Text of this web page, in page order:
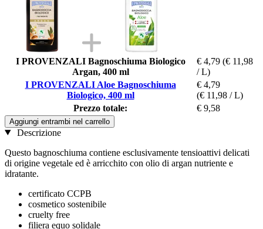
I PROVENZALI Bagnoschiuma Biologico
Argan, 400 ml
€ 4,79 (€ 11,98
/ L)
I PROVENZALI Aloe Bagnoschiuma
Biologico, 400 ml
€ 4,79
(€ 11,98 / L)
Prezzo totale:
€ 9,58
Aggiungi entrambi nel carrello
Descrizione
Questo bagnoschiuma contiene esclusivamente tensioattivi delicati
di origine vegetale ed è arricchito con olio di argan nutriente e
idratante.
certificato CCPB
cosmetico sostenibile
cruelty free
filiera equo solidale